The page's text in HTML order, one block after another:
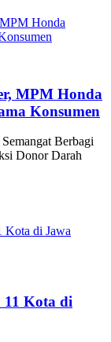
MPM Honda
Konsumen
Semangat Berbagi
Donor Darah
11 Kota di